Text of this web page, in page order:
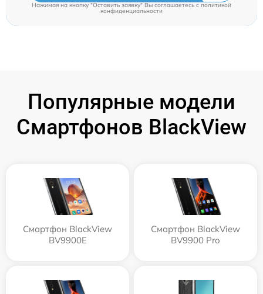
Нажимая на кнопку "Оставить заявку" Вы соглашаетесь cполитикой
конфиденциальности
Популярные модели
Смартфонов BlackView
Смартфон BlackView
BV9900E
Смартфон BlackView
BV9900 Pro